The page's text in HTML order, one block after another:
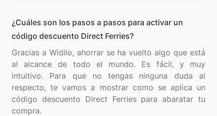
¿Cuáles son los pasos a pasos para activar un
código descuento Direct Ferries?
Gracias a Widilo, ahorrar se ha vuelto algo que está
al alcance de todo el mundo. Es fácil, y muy
intuitivo. Para que no tengas ninguna duda al
respecto, te vamos a mostrar como se aplica un
código descuento Direct Ferries para abaratar tu
compra.